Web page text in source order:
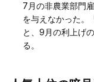
7月の非農業部門
を与えなかった。
と、9月の利上げ
る。